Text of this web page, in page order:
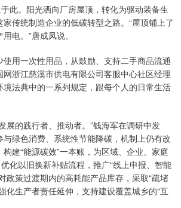
此。阳光洒向厂房屋顶，转化为驱动装备生
传统制造企业的低碳转型之路。“屋顶铺上了
电。”唐成凤说。
用一次性用品，从鼓励、支持二手商品流通
浙江慈溪市供电有限公司客服中心社区经理
法典中的一系列规定，跟每个人的日常生活
展的践行者、推动者。”钱海军在调研中发
绿色消费、系统性节能降碳，机制上仍有改
建“能源碳效”一本账，为区域、企业、家庭
化以旧换新补贴流程，推广“线上申报、智能
政策过渡期内的高耗能产品库存，采取“疏堵
化生产者责任延伸，支持建设覆盖城乡的“互